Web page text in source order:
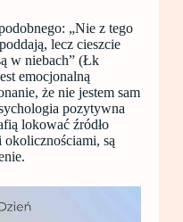
„Nie z tego
lecz cieszcie
w niebach” (Łk
emocjonalną
że nie jestem sam
pozytywna
lokować źródło
są